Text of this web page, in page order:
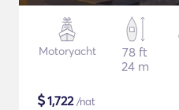
Motoryacht
78 ft
24 m
$1,722/nat